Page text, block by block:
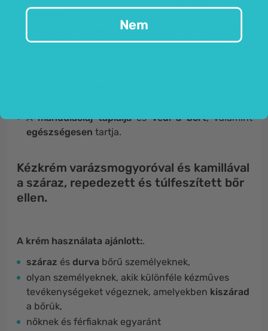
nevezik.
(Matricaria recutita) a világ egyik
legrégebbiteanövénye. Jellegzetes illatos fehér
Amandulaolaj tápláljaésvédi a bőrt, valamint
egészségesen tartja.
Kézkrém varázsmogyoróval és kamillával
a száraz, repedezett és túlfeszített bőr
ellen.
A krém használata ajánlott:.
száraz és durva bőrű személyeknek,
olyan személyeknek, akik különféle kézműves
tevékenységeket végeznek, amelyekben kiszárad
a bőrük,
nőknek és férfiaknak egyaránt
Nem